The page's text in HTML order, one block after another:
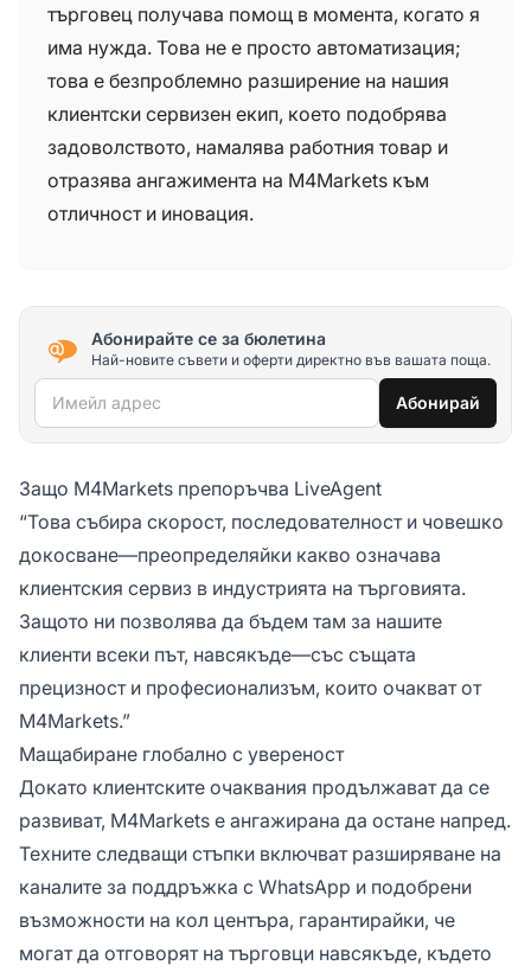
търговец получава помощ в момента, когато я
има нужда. Това не е просто автоматизация;
това е безпроблемно разширение на нашия
клиентски сервизен екип, което подобрява
задоволството, намалява работния товар и
отразява ангажимента на M4Markets към
отличност и иновация.
Абонирайте се за бюлетина
Най-новите съвети и оферти директно във вашата поща.
Имейл адрес Абонирай
Защо M4Markets препоръчва LiveAgent
“Това събира скорост, последователност и човешко
докосване—преопределяйки какво означава
клиентския сервиз в индустрията на търговията.
Защото ни позволява да бъдем там за нашите
клиенти всеки път, навсякъде—със същата
прецизност и професионализъм, които очакват от
M4Markets.”
Мащабиране глобално с увереност
Докато клиентските очаквания продължават да се
развиват, M4Markets е ангажирана да остане напред.
Техните следващи стъпки включват разширяване на
каналите за поддръжка с WhatsApp и подобрени
възможности на кол центъра, гарантирайки, че
могат да отговорят на търговци навсякъде, където